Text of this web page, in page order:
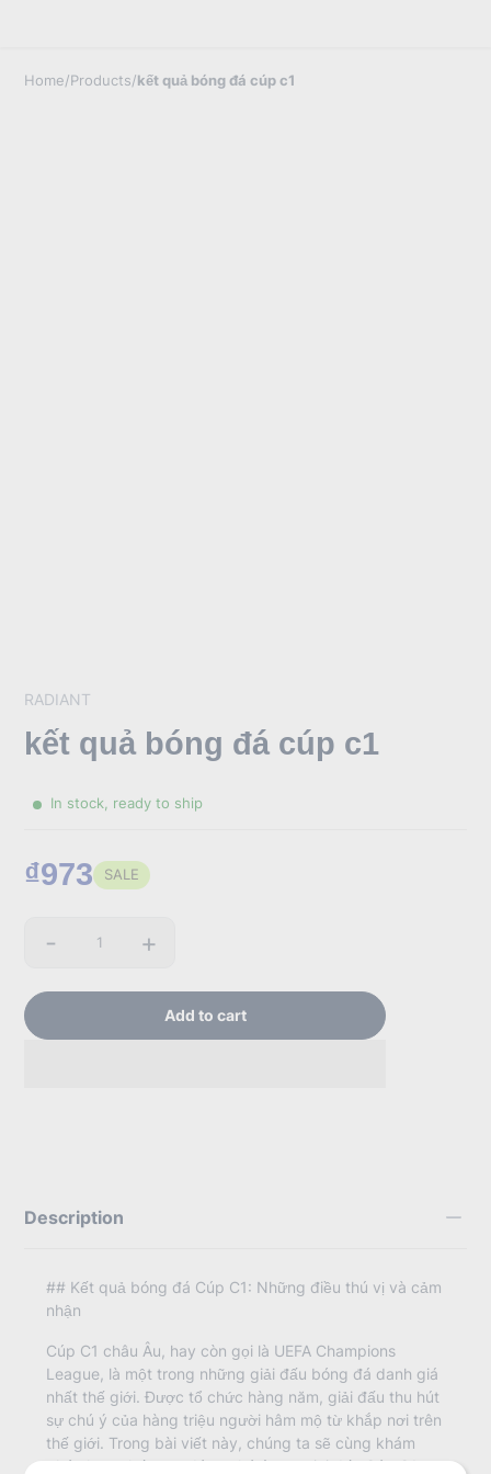
Home/Products/kết quả bóng đá cúp c1
RADIANT
kết quả bóng đá cúp c1
In stock, ready to ship
₫973 SALE
Quantity
- +
Add to cart
Description
## Kết quả bóng đá Cúp C1: Những điều thú vị và cảm
nhận
Cúp C1 châu Âu, hay còn gọi là UEFA Champions
League, là một trong những giải đấu bóng đá danh giá
nhất thế giới. Được tổ chức hàng năm, giải đấu thu hút
sự chú ý của hàng triệu người hâm mộ từ khắp nơi trên
thế giới. Trong bài viết này, chúng ta sẽ cùng khám
phá những kết quả đáng chú ý của giải đấu Cúp C1,